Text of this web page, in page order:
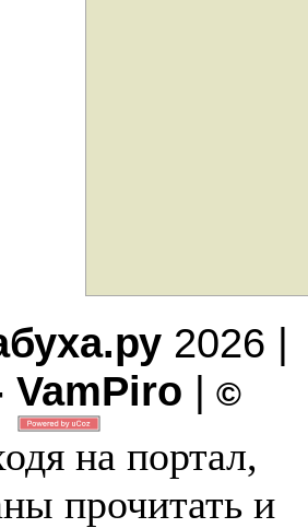
2026 |
VamPiro | ©
на портал,
прочитать и